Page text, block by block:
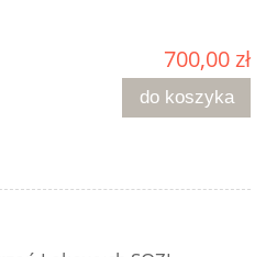
700,00 zł
do koszyka